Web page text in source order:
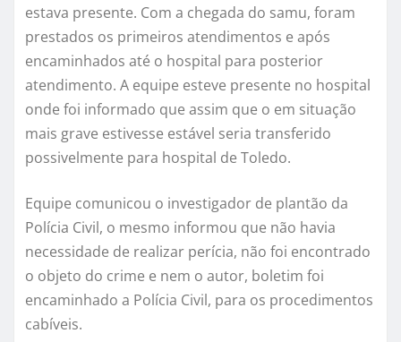
estava presente. Com a chegada do samu, foram
prestados os primeiros atendimentos e após
encaminhados até o hospital para posterior
atendimento. A equipe esteve presente no hospital
onde foi informado que assim que o em situação
mais grave estivesse estável seria transferido
possivelmente para hospital de Toledo.
Equipe comunicou o investigador de plantão da
Polícia Civil, o mesmo informou que não havia
necessidade de realizar perícia, não foi encontrado
o objeto do crime e nem o autor, boletim foi
encaminhado a Polícia Civil, para os procedimentos
cabíveis.